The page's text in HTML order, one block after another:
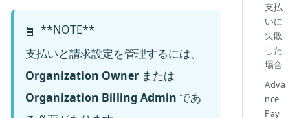
📘 **NOTE**
支払いと請求設定を管理するには、
Organization Owner または
Organization Billing Admin であ
支払
いに
失敗
した
場合
Adva
nce
Pay